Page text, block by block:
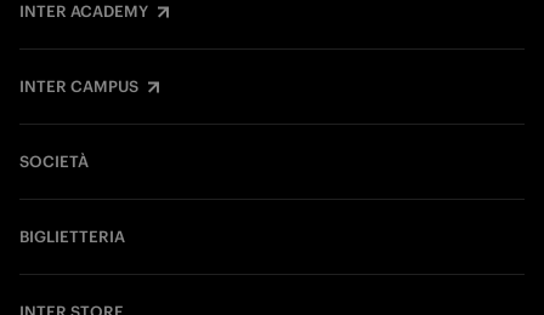
INTER ACADEMY
INTER CAMPUS
SOCIETÀ
BIGLIETTERIA